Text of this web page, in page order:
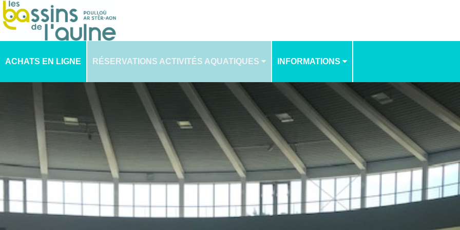
ACHATS EN LIGNE RÉSERVATIONS ACTIVITÉS AQUATIQUES INFORMATIONS
NOS TARIFS